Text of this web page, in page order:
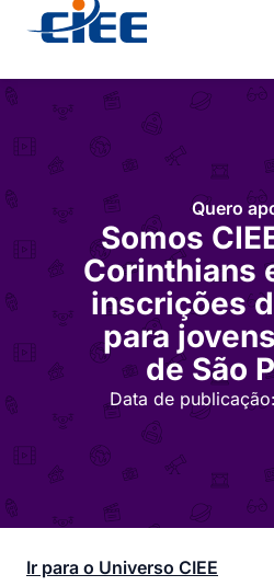
Quero
Somos
Corinthians
inscrições
para
de São
Data de publicação:
Ir para o Universo CIEE